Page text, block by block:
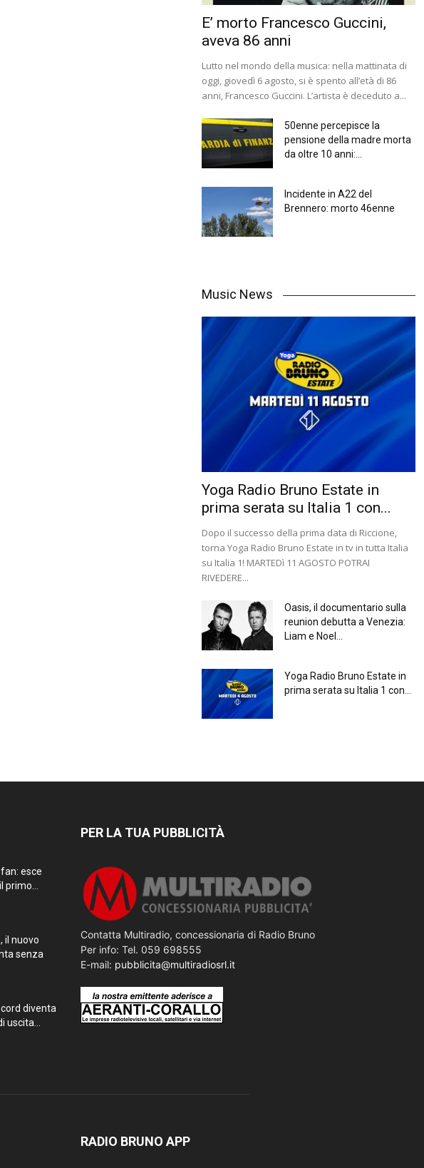
E’ morto Francesco Guccini,
aveva 86 anni
Lutto nel mondo della musica: nella mattinata di
oggi, giovedì 6 agosto, si è spento all’età di 86
anni, Francesco Guccini. L’artista è deceduto a...
50enne percepisce la
pensione della madre morta
da oltre 10 anni:...
Incidente in A22 del
Brennero: morto 46enne
Music News
Yoga Radio Bruno Estate in
prima serata su Italia 1 con...
Dopo il successo della prima data di Riccione,
torna Yoga Radio Bruno Estate in tv in tutta Italia
su Italia 1! MARTEDì 11 AGOSTO POTRAI
RIVEDERE...
Oasis, il documentario sulla
reunion debutta a Venezia:
Liam e Noel...
Yoga Radio Bruno Estate in
prima serata su Italia 1 con...
esce
il nuovo
senza
diventa
PER LA TUA PUBBLICITÀ
Contatta Multiradio, concessionaria di Radio Bruno
Per info: Tel. 059 698555
E-mail: pubblicita@multiradiosrl.it
RADIO BRUNO APP